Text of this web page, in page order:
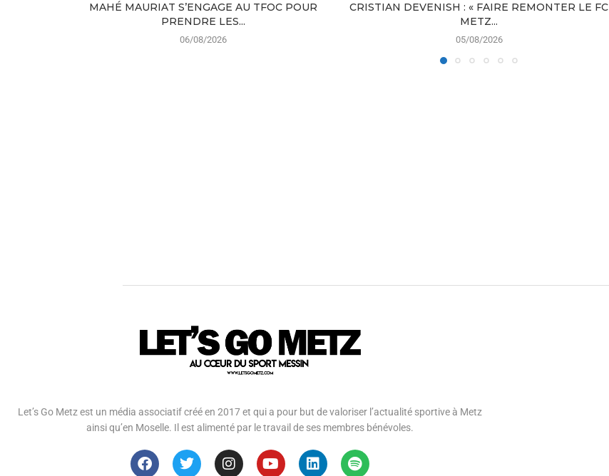
MAHÉ MAURIAT S’ENGAGE AU TFOC POUR
PRENDRE LES...
06/08/2026
CRISTIAN DEVENISH : « FAIRE REMONTER LE FC
METZ...
05/08/2026
Let’s Go Metz est un média associatif créé en 2017 et qui a pour but de valoriser l’actualité sportive à Metz
ainsi qu’en Moselle. Il est alimenté par le travail de ses membres bénévoles.